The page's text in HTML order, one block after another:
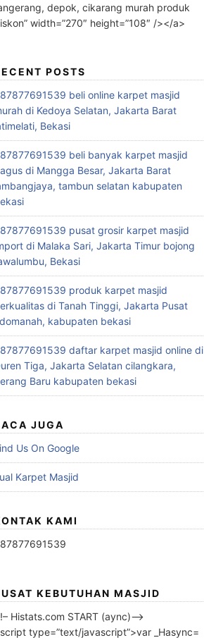
depok, cikarang murah produk
width=”270″ height=”108″ /></a>
POSTS
beli online karpet masjid
di Kedoya Selatan, Jakarta Barat
Bekasi
beli banyak karpet masjid
di Mangga Besar, Jakarta Barat
tambun selatan kabupaten
pusat grosir karpet masjid
di Malaka Sari, Jakarta Timur bojong
Bekasi
produk karpet masjid
di Tanah Tinggi, Jakarta Pusat
kabupaten bekasi
daftar karpet masjid online di
Tiga, Jakarta Selatan cilangkara,
Baru kabupaten bekasi
JUGA
Us On Google
Karpet Masjid
KAMI
KEBUTUHAN MASJID
Histats.com START (aync)–>
type=”text/javascript”>var _Hasync=